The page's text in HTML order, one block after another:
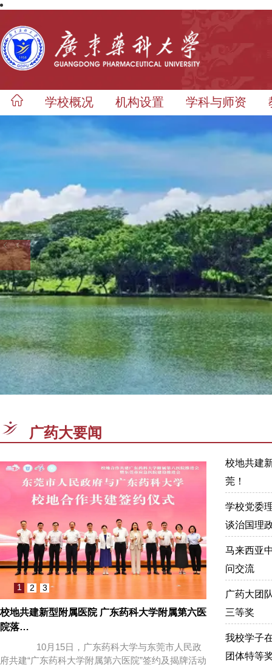
学校概况 机构设置 学科与师资
一池碧水清如许 天光云影共
广药大要闻
1 2 3
校地共建新型附属医院 广东药科大学附属第六医
院落…
10月15日，广东药科大学与东莞市人民政
府共建“广东药科大学附属第六医院”签约及揭牌活动
学校党委理论
彻《…
学习会，深入
校地共建
莞！
学校党委
谈治国理
马来西亚
问交流
广药大团
三等奖
我校学子
团体特等